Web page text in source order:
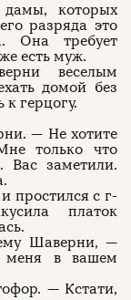
которых
разряда это
Она требует
есть муж.
веселым
домой без
герцогу.
— Не хотите
только что
Вас заметили.
простился с г-
платок
Шаверни, —
меня в вашем
— Кстати,
16+